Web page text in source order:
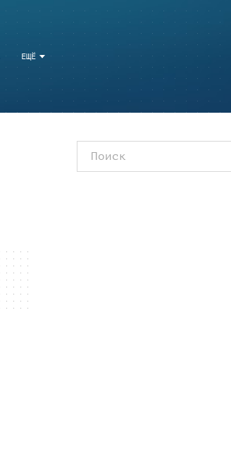
ЕЩЁ